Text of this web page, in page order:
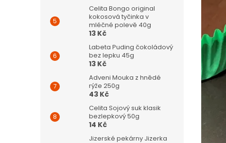
Celita Bongo original
kokosová tyčinka v
mléčné polevě 40g
13 Kč
Labeta Puding čokoládový
bez lepku 45g
13 Kč
Adveni Mouka z hnědé
rýže 250g
43 Kč
Celita Sojový suk klasik
bezlepkový 50g
14 Kč
Jizerské pekárny Jizerka